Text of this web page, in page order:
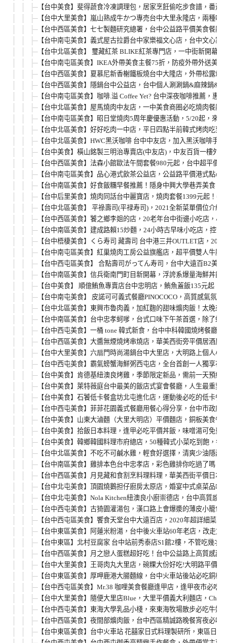
【台中美食】斐得蔬食冷凍調理包，居家烹飪偷吃步食譜，番
【台中大里美食】嵐山熟成牛かつ專売台中大里永隆店，兩種
【台中西區美食】七七製麵研究總署，台中公益路平價美食餐
【台中南屯美食】義式屋古拉爵台中家樂福文心店，台中文心
【台中北區美食】 璽藏紅茶 BLIKE紅茶專門店，一中街新開幕
【台中南屯區美食】IKEA外帶美食主餐75折，防疫外帶外送美
【台中西區美食】夏慕尼新香榭鐵板燒台中大隆店，外帶松露
【台中西區美食】隱鍋台中公益店，台中個人涮涮鍋&麻辣鍋&
【台中南屯區美食】咖啡.溢 Coffee Yet? 台中深夜咖啡推薦，
【台中北區美食】屋馬燒肉中友店，一中美食商圈必吃燒肉餐
【台中南屯區美食】昭日堂燒肉5周年慶優惠活動，5/20起，來
【台中北區美食】好好吃肉一中店，平日四點半前韓式烤肉吃
【台中北區美食】HWC黑沃咖啡 台中中友店，加入黑沃咖啡手
【台中美食】橫山銘製三明治專賣店(中友店)，中友百貨一樓
【台中西區美食】法森小館歐法午間套餐980元起，台中超平
【台中南屯區美食】品心港式飲茶公益店，公益路平價港式點
【台中南區美食】好食飯糰早餐推薦！隱身中興大學巷弄美食
【台中后里美食】燒肉同話台中麗寶店，燒肉套餐1399元起！
【台中北區美食】 平祿壽司(平禄寿司)，2021全新菜單價位介
【台中西區美食】饕之鄉李姐的店，20老年台中街邊小吃店，
【台中南區美食】建成路賴15炒麵，24小時古早味小吃店，控
【台中梧棲美食】くら寿司 藏壽司 台中港三井OUTLET店，
【台中南屯區美食】紅巢燒肉工房公益旗艦店，超平價雙人牛
【台中西屯區美食】 合點壽司がってん寿司，台中大遠百B2美
【台中南區美食】信兵衛南門町目新開幕，浮誇系爆量海鮮丼
【台中美食】 順億鮪魚專賣店台中忠明店，鮪魚蓋飯135元起
【台中南屯美食】 皮諾可可義式餐廳PINOCOCO，高質感氣氛
【台中北區美食】東興市魯肉義，加紅麴的甜味爌肉飯！太晚
【台中南區美食】台中忠孝蚵嗲，台式口味下午茶首選，除了
【台中西屯美食】一桶 tone 韓式新食，台中中科韓國燒烤餐廳
【台中西區美食】大醬無煙燒烤串燒店，華美西街旁平價居酒
【台中大里美食】六扇門時尚湯鍋台中大里店，大明路上個人
【台中西屯美食】霸氣螃蟹海鮮粥西屯店，全台首創一人獨享
【台中美食】肯德基紐澳良烤雞，季節限定新品，需前一天預約
【台中美食】萊特薇庭台中最美的飯店式宴會餐廳，人生最重
【台中美食】石饕低卡餐盒坊北屯進化店，運動後必吃的低卡
【台中西屯美食】菲菲花園義式餐廳用餐心得分享，台中市政
【台中美食】山東大滷麵（大里大明店）平價麵店，銅板美食
【台中美食】拾飯日本料理，逢甲必吃平價丼飯，味噌湯可免
【台中美食】韓鄉韓國料理市府總店，50種韓式小菜吃到飽，
【台中北區美食】不吃不可鹹水雞，輕食好選擇，清爽少油隱
【台中南區美食】雞排本色台中忠孝店，彩色雞排你吃過了嗎
【台中西區美食】月見藏和食割烹料理料理，華美西街平價日
【台中北屯美食】頂園燒鵝担仔廚房太原店，婚宴中式桌菜品
【台中北屯美食】Nola Kitchen紐澳良小廚崇德店，台中高質
【台中西屯美食】古猗園灌湯包，漢口路上會爆漿的薄皮小籠
【台中西屯區美食】饗食天堂台中大遠百店，2020年超詳細菜
【台中東區美食】阿蓮米粉湯，台中後火車站60年老店，改走
【台中東區】北村豆腐家 台中站前秀泰店S1館2樓，不管吃幾
【台中西區美食】月之戀人蛋糕超好吃！台中公益路上高質感
【台中大里美食】王哥肉丸大里店，碗粿大份好吃!大明路平價
【台中東區美食】厚呷鹿港大腸麵線，台中火車站後站必吃銅
【台中西屯區美食】Mr.38 咖哩美食餐廳逢甲店，逢甲夜市必
【台中大里美食】隨便大里店Blue，大里平價義大利麵店，
【台中西屯美食】東海大學乳品小棧，來東海牧場散步必吃牛奶
【台中西區美食】夜間部爌肉飯，台中西區精誠路晚餐宵夜必
【台中東區美食】台中火車站 花囍家日式料理製研所，東區日